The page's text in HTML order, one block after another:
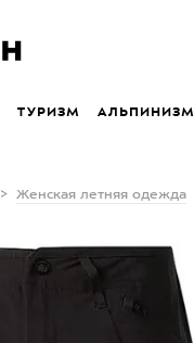
ТУРИЗМ АЛЬПИНИЗМ
Женская летняя одежда